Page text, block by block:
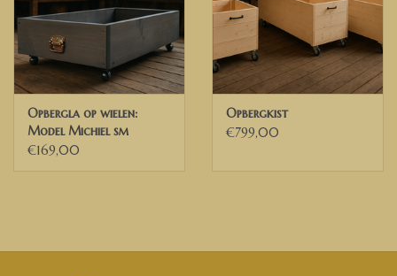
Opbergla op wielen:
Model Michiel sm
€169,00
Opbergkist
€799,00